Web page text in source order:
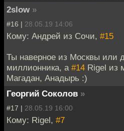
2slow »
#16 | 28.05.19 14:06
Кому: Андрей из Сочи, #15
Ты наверное из Москвы или
миллионника, а #14 Rigel из
Магадан, Анадырь :)
Георгий Соколов »
#17 | 28.05.19 16:00
Кому: Rigel, #7